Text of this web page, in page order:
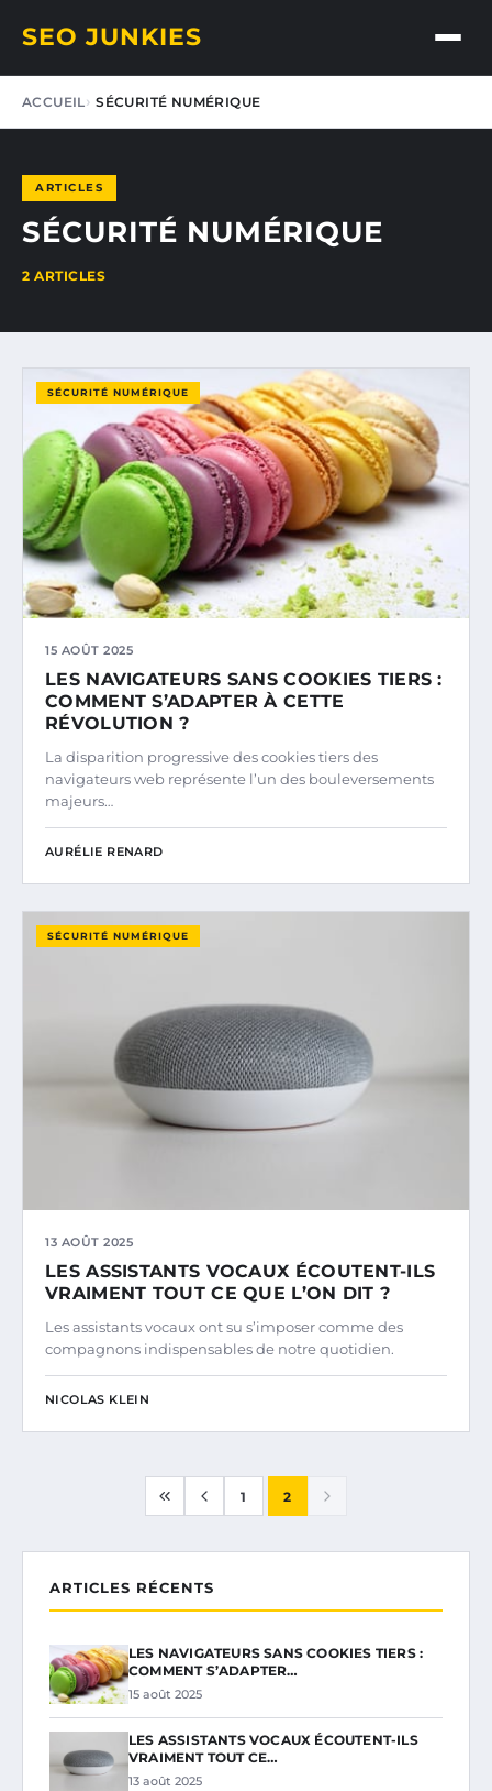
SEO JUNKIES
ACCUEIL SÉCURITÉ NUMÉRIQUE
ARTICLES
SÉCURITÉ NUMÉRIQUE
2 ARTICLES
SÉCURITÉ NUMÉRIQUE
15 AOÛT 2025
LES NAVIGATEURS SANS COOKIES TIERS :
COMMENT S’ADAPTER À CETTE
RÉVOLUTION ?
La disparition progressive des cookies tiers des
navigateurs web représente l’un des bouleversements
majeurs…
AURÉLIE RENARD
SÉCURITÉ NUMÉRIQUE
13 AOÛT 2025
LES ASSISTANTS VOCAUX ÉCOUTENT-ILS
VRAIMENT TOUT CE QUE L’ON DIT ?
Les assistants vocaux ont su s’imposer comme des
compagnons indispensables de notre quotidien.
NICOLAS KLEIN
1 2
ARTICLES RÉCENTS
LES NAVIGATEURS SANS COOKIES TIERS :
COMMENT S’ADAPTER…
15 août 2025
LES ASSISTANTS VOCAUX ÉCOUTENT-ILS
VRAIMENT TOUT CE…
13 août 2025